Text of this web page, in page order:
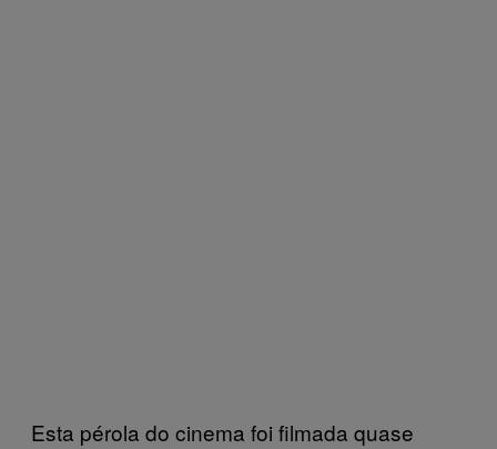
Esta pérola do cinema foi filmada quase